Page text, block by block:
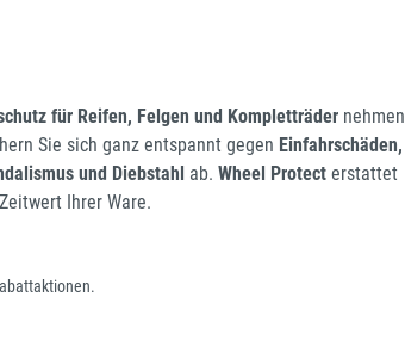
für Reifen, Felgen und Kompletträder nehmen
Sie sich ganz entspannt gegen Einfahrschäden,
und Diebstahl ab. Wheel Protect erstattet
Ihrer Ware.